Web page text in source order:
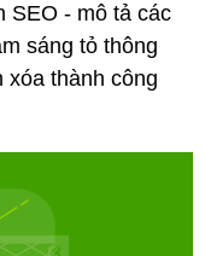
SEO - mô tả các
sáng tỏ thông
xóa thành công